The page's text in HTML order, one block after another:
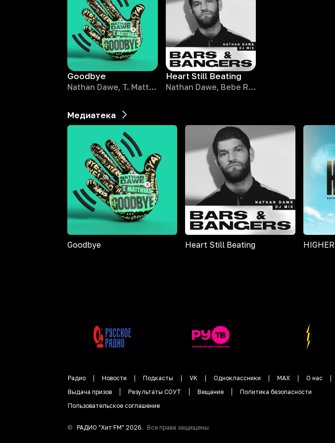
Goodbye
Nathan Dawe, T. Matthias
Heart Still Beating
Nathan Dawe, Bebe Rexha
Медиатека
Goodbye Heart Still Beating HIGHER
Радио Новости Подкасты VK Одноклассники MAX О нас
Выдача призов
Результаты СОУТ Вещание
Политика безопасности
Пользовательское соглашение
© РАДИО "Хит FM" 2026. Все права защищены.